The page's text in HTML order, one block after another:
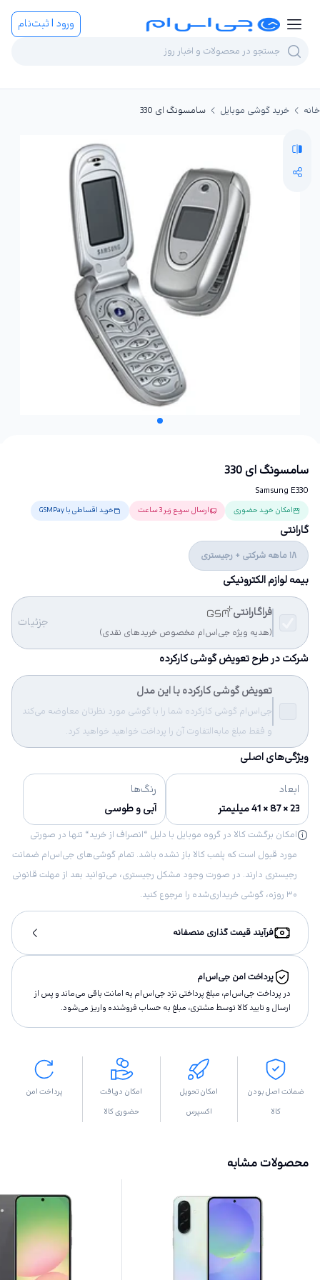
ورود | ثبت‌نام
خانه خرید گوشی موبایل سامسونگ ای 330
سامسونگ ای 330
Samsung E330
امکان خرید حضوری ارسال سریع زیر 3 ساعت خرید اقساطی با GSMPay
گارانتی
18 ماهه شرکتی + رجیستری
بیمه لوازم الکترونیکی
فراگارانتی
(هدیه ویژه جی‌اس‌ام مخصوص خریدهای نقدی)
جزئیات
شرکت در طرح تعویض گوشی کارکرده
تعویض گوشی کارکرده با این مدل
جی‌اس‌ام گوشی کارکرده شما را با گوشی مورد نظرتان معاوضه می‌کند
و فقط مبلغ مابه‌التفاوت آن را پرداخت خواهید خواهید کرد.
ویژگی‌های اصلی
ابعاد
23 × 87 × 41 میلیمتر
رنگ‌ها
آبی و طوسی
امکان برگشت کالا در گروه موبایل با دلیل “انصراف از خرید“ تنها در صورتی
مورد قبول است که پلمب کالا باز نشده باشد. تمام گوشی‌های جی‌اس‌ام ضمانت
رجیستری دارند. در صورت وجود مشکل رجیستری، می‌توانید بعد از مهلت قانونی
۳۰ روزه، گوشی خریداری‌شده را مرجوع کنید.
فرآیند قیمت گذاری منصفانه
پرداخت امن جی‌اس‌ام
در پرداخت جی‌اس‌ام، مبلغ پرداختى نزد جی‌اس‌ام به امانت باقى مى‌ماند و پس از
ارسال و تاييد كالا توسط مشتری، مبلغ به حساب فروشنده واريز مى‌شود.
ضمانت اصل بودن
کالا
امکان تحویل
اکسپرس
امکان دریافت
حضوری کالا
پرداخت امن
محصولات مشابه